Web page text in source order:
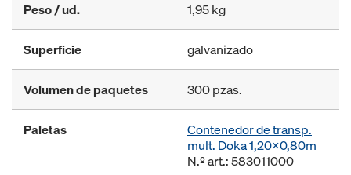
Peso / ud. 1,95 kg
Superficie galvanizado
Volumen de paquetes 300 pzas.
Paletas
Contenedor de transp.
mult. Doka 1,20x0,80m
N.º art.: 583011000